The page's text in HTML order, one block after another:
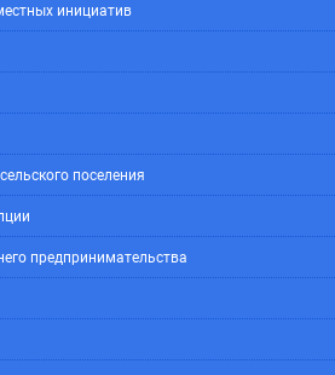
инициатив
поселения
предпринимательства